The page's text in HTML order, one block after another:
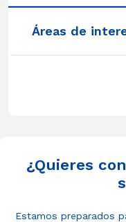
Áreas de
¿Quieres
Estamos preparados